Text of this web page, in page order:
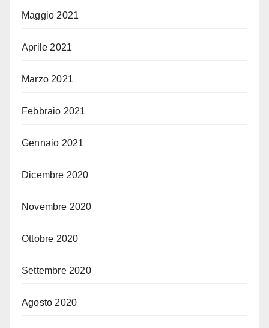
Maggio 2021
Aprile 2021
Marzo 2021
Febbraio 2021
Gennaio 2021
Dicembre 2020
Novembre 2020
Ottobre 2020
Settembre 2020
Agosto 2020